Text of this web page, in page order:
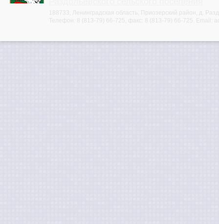
188733, Ленинградская область, Приозерский район, д.
Телефон:
8 (813-79) 66-725 , факс: 8 (813-79) 66-725 . Email: